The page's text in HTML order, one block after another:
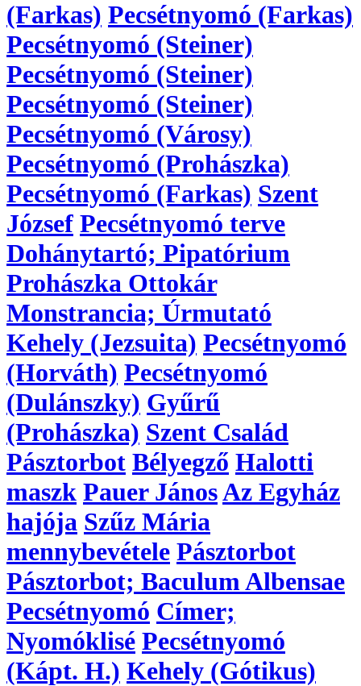
(Farkas) Pecsétnyomó (Farkas)
Pecsétnyomó (Steiner)
Pecsétnyomó (Steiner)
Pecsétnyomó (Steiner)
Pecsétnyomó (Városy)
Pecsétnyomó (Prohászka)
Pecsétnyomó (Farkas) Szent
József Pecsétnyomó terve
Dohánytartó; Pipatórium
Prohászka Ottokár
Monstrancia; Úrmutató
Kehely (Jezsuita) Pecsétnyomó
(Horváth) Pecsétnyomó
(Dulánszky) Gyűrű
(Prohászka) Szent Család
Pásztorbot Bélyegző Halotti
maszk Pauer JánosAz Egyház
hajója Szűz Mária
mennybevétele Pásztorbot
Pásztorbot; Baculum Albensae
Pecsétnyomó Címer;
Nyomóklisé Pecsétnyomó
(Kápt. H.) Kehely (Gótikus)